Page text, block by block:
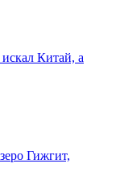
Китай, а
Гижгит,